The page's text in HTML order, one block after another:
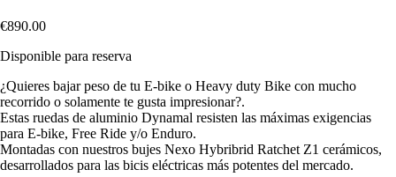
€890.00
Disponible para reserva
¿Quieres bajar peso de tu E‐bike o Heavy duty Bike con mucho
recorrido o solamente te gusta impresionar?.
Estas ruedas de aluminio Dynamal resisten las máximas exigencias
para E‐bike, Free Ride y/o Enduro.
Montadas con nuestros bujes Nexo Hybribrid Ratchet Z1 cerámicos,
desarrollados para las bicis eléctricas más potentes del mercado.